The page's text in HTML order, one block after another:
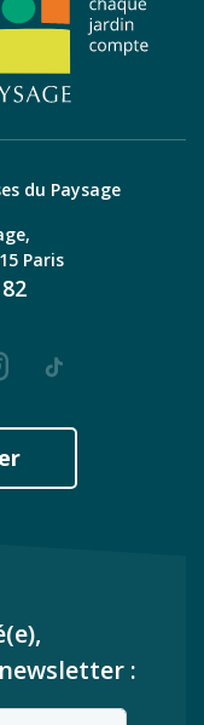
du Paysage
Paris
82
Tiktok
: